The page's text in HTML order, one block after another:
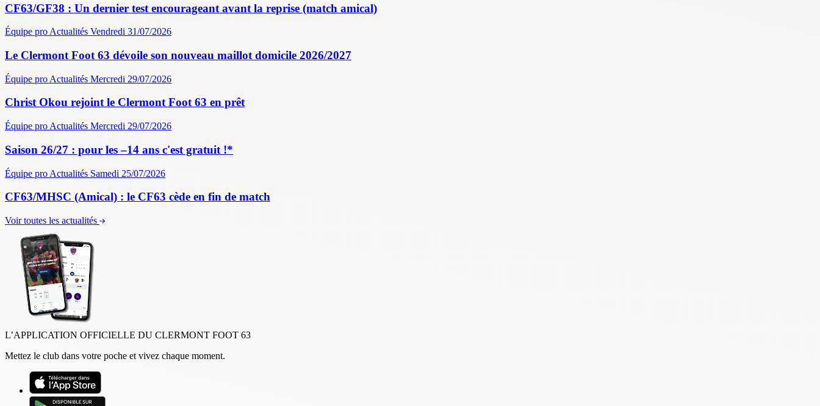
CF63/GF38 : Un dernier test encourageant avant la reprise (match amical)
Équipe pro Actualités Vendredi 31/07/2026
Le Clermont Foot 63 dévoile son nouveau maillot domicile 2026/2027
Équipe pro Actualités Mercredi 29/07/2026
Christ Okou rejoint le Clermont Foot 63 en prêt
Équipe pro Actualités Mercredi 29/07/2026
Saison 26/27 : pour les –14 ans c'est gratuit !*
Équipe pro Actualités Samedi 25/07/2026
CF63/MHSC (Amical) : le CF63 cède en fin de match
Voir toutes les actualités
L’APPLICATION OFFICIELLE DU CLERMONT FOOT 63
Mettez le club dans votre poche et vivez chaque moment.